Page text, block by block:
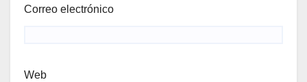
Correo electrónico
Web